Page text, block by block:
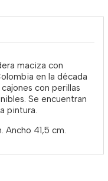
maciza con
en la década
con perillas
Se encuentran
pintura.
Ancho 41,5 cm.